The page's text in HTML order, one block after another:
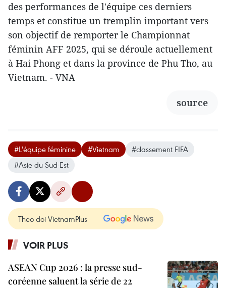
des performances de l'équipe ces derniers
temps et constitue un tremplin important vers
son objectif de remporter le Championnat
féminin AFF 2025, qui se déroule actuellement
à Hai Phong et dans la province de Phu Tho, au
Vietnam. - VNA
source
#L'équipe féminine #Vietnam
#classement FIFA
#Asie du Sud-Est
Theo dõi VietnamPlus
VOIR PLUS
ASEAN Cup 2026 : la presse sud-
coréenne saluent la série de 22